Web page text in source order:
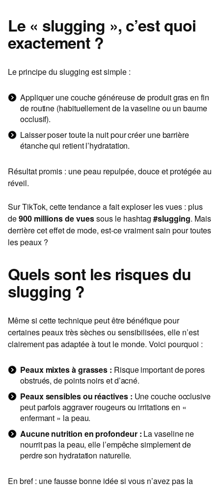
Le « slugging », c’est quoi
exactement ?
Le principe du slugging est simple :
Appliquer une couche généreuse de produit gras en fin
de routine (habituellement de la vaseline ou un baume
occlusif).
Laisser poser toute la nuit pour créer une barrière
étanche qui retient l’hydratation.
Résultat promis : une peau repulpée, douce et protégée au
réveil.
Sur TikTok, cette tendance a fait exploser les vues : plus
de900 millions de vuessous le hashtag #slugging. Mais
derrière cet effet de mode, est-ce vraiment sain pour toutes
les peaux ?
Quels sont les risques du
slugging ?
Même si cette technique peut être bénéfique pour
certaines peaux très sèches ou sensibilisées, elle n’est
clairement pas adaptée à tout le monde. Voici pourquoi :
Peaux mixtes à grasses : Risque important de pores
obstrués, de points noirs et d’acné.
Peaux sensibles ou réactives : Une couche occlusive
peut parfois aggraver rougeurs ou irritations en «
enfermant » la peau.
Aucune nutrition en profondeur : La vaseline ne
nourrit pas la peau, elle l’empêche simplement de
perdre son hydratation naturelle.
En bref : une fausse bonne idée si vous n’avez pas la